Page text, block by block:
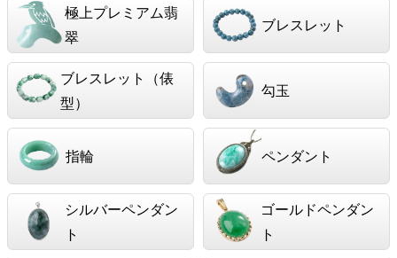
極上プレミアム翡
翠
ブレスレット
ブレスレット（俵
型）
勾玉
指輪 ペンダント
シルバーペンダン
ト
ゴールドペンダン
ト